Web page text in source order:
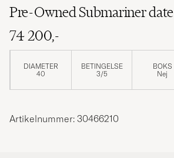
Pre-Owned Submariner date
74 200,-
DIAMETER
40
BETINGELSE
3/5
BOKS
Nej
Artikelnummer: 30466210